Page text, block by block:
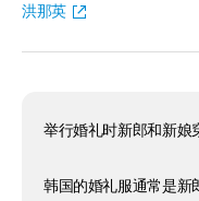
洪那英
举行婚礼时新郎和新娘
韩国的婚礼服通常是新